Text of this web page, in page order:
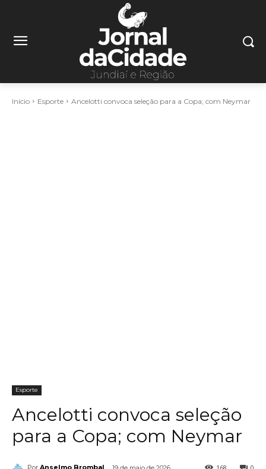
Início Esporte Ancelotti convoca seleção para a Copa; com Neymar
Esporte
Ancelotti convoca seleção
para a Copa; com Neymar
Por Anselmo Brombal